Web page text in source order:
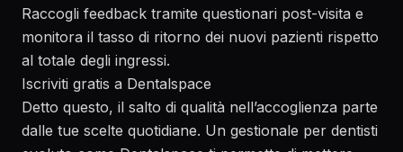
Raccogli feedback tramite questionari post-visita e
monitora il tasso di ritorno dei nuovi pazienti rispetto
al totale degli ingressi.
Iscriviti gratis a Dentalspace
Detto questo, il salto di qualità nell’accoglienza parte
dalle tue scelte quotidiane. Un gestionale per dentisti